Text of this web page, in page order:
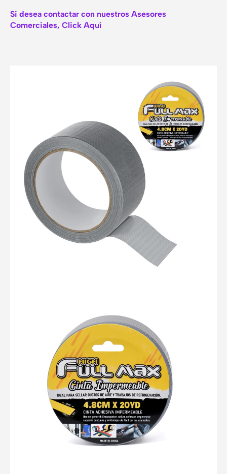
Si desea contactar con nuestros Asesores
Comerciales, Click Aquí